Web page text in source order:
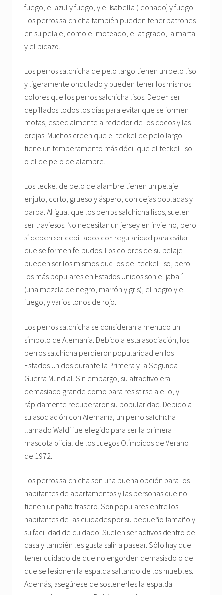
fuego, el azul y fuego, y el Isabella (leonado) y fuego.
Los perros salchicha también pueden tener patrones
en su pelaje, como el moteado, el atigrado, la marta
y el picazo.
Los perros salchicha de pelo largo tienen un pelo liso
y ligeramente ondulado y pueden tener los mismos
colores que los perros salchicha lisos. Deben ser
cepillados todos los días para evitar que se formen
motas, especialmente alrededor de los codos y las
orejas. Muchos creen que el teckel de pelo largo
tiene un temperamento más dócil que el teckel liso
o el de pelo de alambre.
Los teckel de pelo de alambre tienen un pelaje
enjuto, corto, grueso y áspero, con cejas pobladas y
barba. Al igual que los perros salchicha lisos, suelen
ser traviesos. No necesitan un jersey en invierno, pero
sí deben ser cepillados con regularidad para evitar
que se formen felpudos. Los colores de su pelaje
pueden ser los mismos que los del teckel liso, pero
los más populares en Estados Unidos son el jabalí
(una mezcla de negro, marrón y gris), el negro y el
fuego, y varios tonos de rojo.
Los perros salchicha se consideran a menudo un
símbolo de Alemania. Debido a esta asociación, los
perros salchicha perdieron popularidad en los
Estados Unidos durante la Primera y la Segunda
Guerra Mundial. Sin embargo, su atractivo era
demasiado grande como para resistirse a ello, y
rápidamente recuperaron su popularidad. Debido a
su asociación con Alemania, un perro salchicha
llamado Waldi fue elegido para ser la primera
mascota oficial de los Juegos Olímpicos de Verano
de 1972.
Los perros salchicha son una buena opción para los
habitantes de apartamentos y las personas que no
tienen un patio trasero. Son populares entre los
habitantes de las ciudades por su pequeño tamaño y
su facilidad de cuidado. Suelen ser activos dentro de
casa y también les gusta salir a pasear. Sólo hay que
tener cuidado de que no engorden demasiado o de
que se lesionen la espalda saltando de los muebles.
Además, asegúrese de sostenerles la espalda